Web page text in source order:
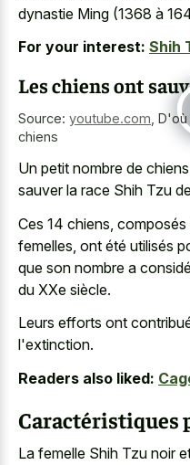
dynastie Ming (1368 à
For your interest: Shih
Les chiens ont
Source: youtube.com D'où
chiens
Un petit nombre de
sauver la race Shih Tzu
Ces 14 chiens,
femelles, ont été utilisés
que son nombre a
du XXe siècle.
Leurs efforts ont
l'extinction.
Readers also liked:
Caractéristiques
La femelle Shih Tzu noir